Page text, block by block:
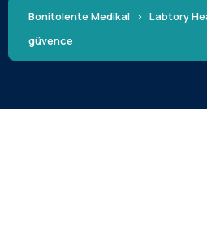
Bonitolente Medikal > Labtory
güvence